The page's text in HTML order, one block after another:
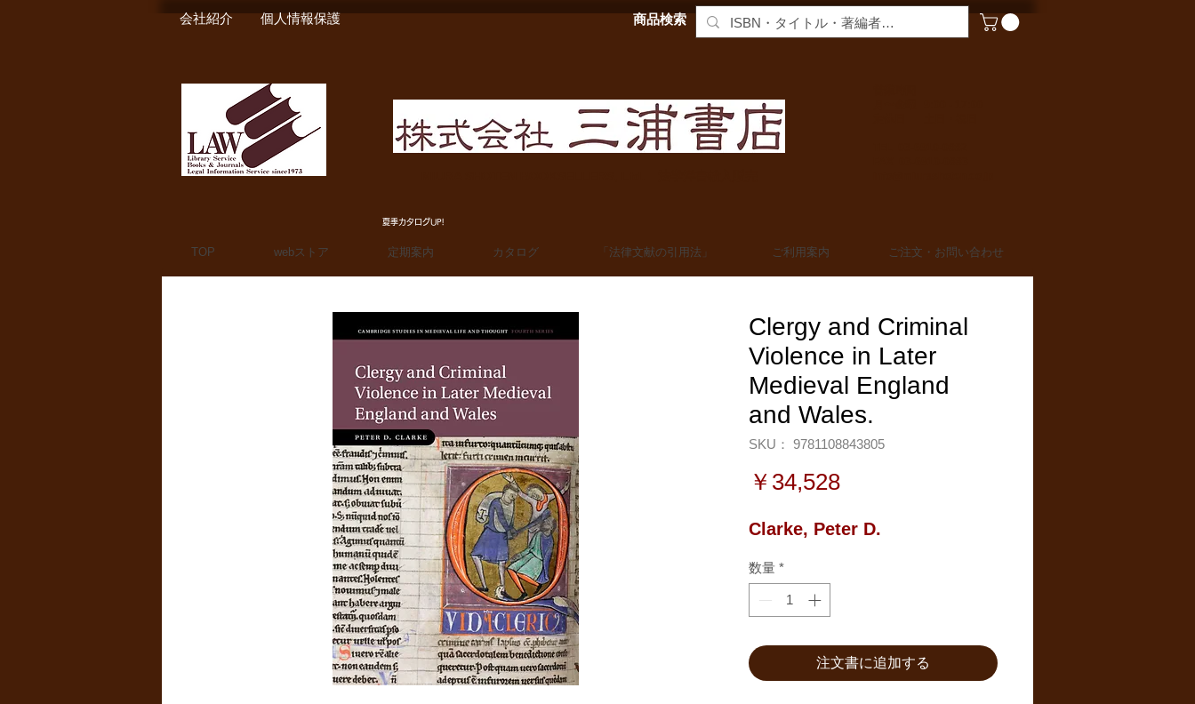
会社紹介 個人情報保護 商品検索
夏季カタログUP!
TOP webストア 定期案内 カタログ 「法律文献の引用法」 ご利用案内 ご注文・お問い合わせ
Clergy and Criminal
Violence in Later
Medieval England
and Wales.
SKU： 9781108843805
￥34,528価
Clarke, Peter D.
数量 *
注文書に追加する